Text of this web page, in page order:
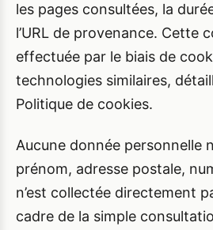
les pages consultées, la
l’URL de provenance. Cette
effectuée par le biais de
technologies similaires,
Politique de cookies.
Aucune donnée personnelle
prénom, adresse postale,
n’est collectée directement
cadre de la simple